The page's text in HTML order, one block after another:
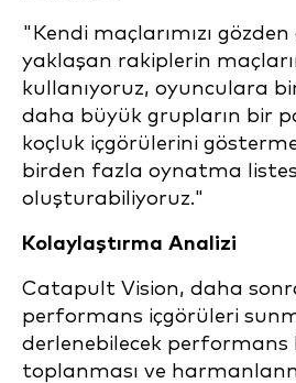
"Kendi maçlarımızı
yaklaşan rakiplerin
kullanıyoruz, oyunculara
daha büyük grupların bir
koçluk içgörülerini
birden fazla oynatma
oluşturabiliyoruz."
Kolaylaştırma Analizi
Catapult Vision, daha
performans içgörüleri
derlenebilecek performans
toplanması ve